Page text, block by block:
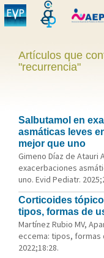
Artículos que
"recurrencia"
Salbutamol en
asmáticas leves
mejor que uno
Gimeno Díaz de Atauri
exacerbaciones
uno. Evid Pediatr.
Corticoides
tipos, formas de
Martínez Rubio MV,
eccema: tipos, formas
2022;18:28.